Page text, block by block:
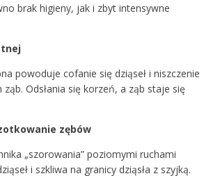
brak higieny, jak i zbyt intensywne
powoduje cofanie się dziąseł i niszczenie
Odsłania się korzeń, a ząb staje się
zębów
„szorowania” poziomymi ruchami
i szkliwa na granicy dziąsła z szyjką.